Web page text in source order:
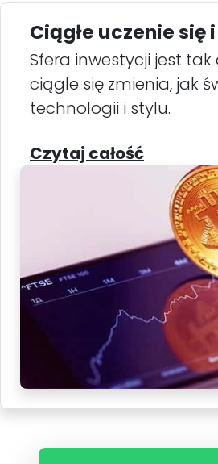
Ciągłe uczenie
Sfera inwestycji jest
ciągle się zmienia, jak
technologii i stylu.
Czytaj całość